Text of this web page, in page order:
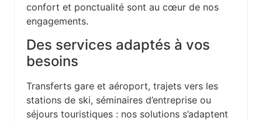
confort et ponctualité sont au cœur de nos
engagements.
Des services adaptés à vos
besoins
Transferts gare et aéroport, trajets vers les
stations de ski, séminaires d’entreprise ou
séjours touristiques : nos solutions s’adaptent